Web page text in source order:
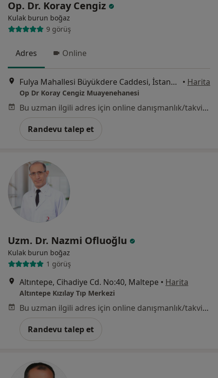
Op. Dr. Koray Cengiz
Kulak burun boğaz
9 görüş
Adres Online
Fulya Mahallesi Büyükdere Caddesi, İstanbul • Harita
Op Dr Koray Cengiz Muayenehanesi
Bu uzman ilgili adres için online danışmanlık/takvim sunmuyor.
Randevu talep et
Uzm. Dr. Nazmi Ofluoğlu
Kulak burun boğaz
1 görüş
Altıntepe, Cihadiye Cd. No:40, Maltepe • Harita
Altıntepe Kızılay Tıp Merkezi
Bu uzman ilgili adres için online danışmanlık/takvim sunmuyor.
Randevu talep et